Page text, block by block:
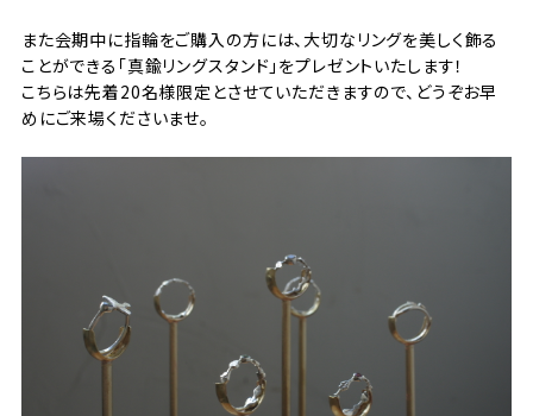
また会期中に指輪をご購入の方には、大切なリングを美しく飾る
ことができる「真鍮リングスタンド」をプレゼントいたします！
こちらは先着20名様限定とさせていただきますので、どうぞお早
めにご来場くださいませ。